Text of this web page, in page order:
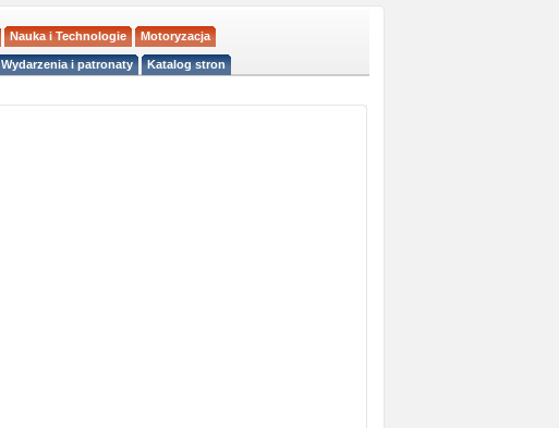
Nauka i Technologie Motoryzacja
Wydarzenia i patronaty Katalog stron